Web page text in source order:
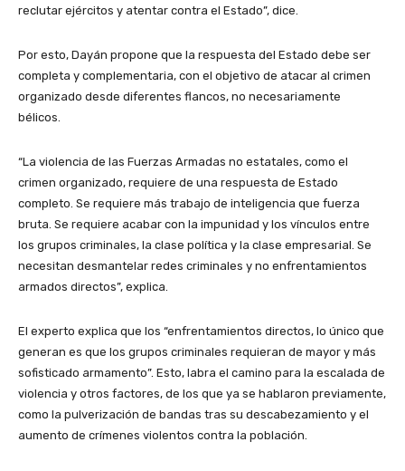
reclutar ejércitos y atentar contra el Estado”, dice.
Por esto, Dayán propone que la respuesta del Estado debe ser
completa y complementaria, con el objetivo de atacar al crimen
organizado desde diferentes flancos, no necesariamente
bélicos.
“La violencia de las Fuerzas Armadas no estatales, como el
crimen organizado, requiere de una respuesta de Estado
completo. Se requiere más trabajo de inteligencia que fuerza
bruta. Se requiere acabar con la impunidad y los vínculos entre
los grupos criminales, la clase política y la clase empresarial. Se
necesitan desmantelar redes criminales y no enfrentamientos
armados directos”, explica.
El experto explica que los “enfrentamientos directos, lo único que
generan es que los grupos criminales requieran de mayor y más
sofisticado armamento”. Esto, labra el camino para la escalada de
violencia y otros factores, de los que ya se hablaron previamente,
como la pulverización de bandas tras su descabezamiento y el
aumento de crímenes violentos contra la población.